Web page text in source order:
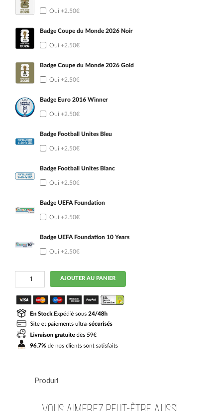
Oui +2.50€
Badge Coupe du Monde 2026 Noir
Oui +2.50€
Badge Coupe du Monde 2026 Gold
Oui +2.50€
Badge Euro 2016 Winner
Oui +2.50€
Badge Football Unites Bleu
Oui +2.50€
Badge Football Unites Blanc
Oui +2.50€
Badge UEFA Foundation
Oui +2.50€
Badge UEFA Foundation 10 Years
Oui +2.50€
quantité
Maillot
Portugal
Kit
Enfant
Exterieur
2026
2027
Vitinha
AJOUTER AU PANIER
Produit